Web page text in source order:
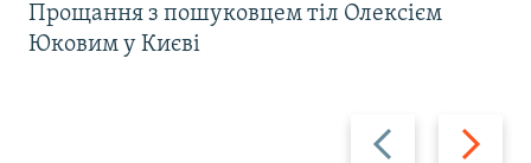
Назад Вперед
Прощання з пошуковцем тіл Олексієм
Юковим у Києві